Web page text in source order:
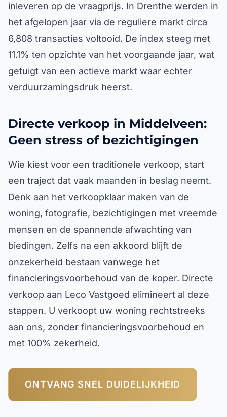
inleveren op de vraagprijs. In Drenthe werden in
het afgelopen jaar via de reguliere markt circa
6,808 transacties voltooid. De index steeg met
11.1% ten opzichte van het voorgaande jaar, wat
getuigt van een actieve markt waar echter
verduurzamingsdruk heerst.
Directe verkoop in Middelveen:
Geen stress of bezichtigingen
Wie kiest voor een traditionele verkoop, start
een traject dat vaak maanden in beslag neemt.
Denk aan het verkoopklaar maken van de
woning, fotografie, bezichtigingen met vreemde
mensen en de spannende afwachting van
biedingen. Zelfs na een akkoord blijft de
onzekerheid bestaan vanwege het
financieringsvoorbehoud van de koper. Directe
verkoop aan Leco Vastgoed elimineert al deze
stappen. U verkoopt uw woning rechtstreeks
aan ons, zonder financieringsvoorbehoud en
met 100% zekerheid.
ONTVANG SNEL DUIDELIJKHEID